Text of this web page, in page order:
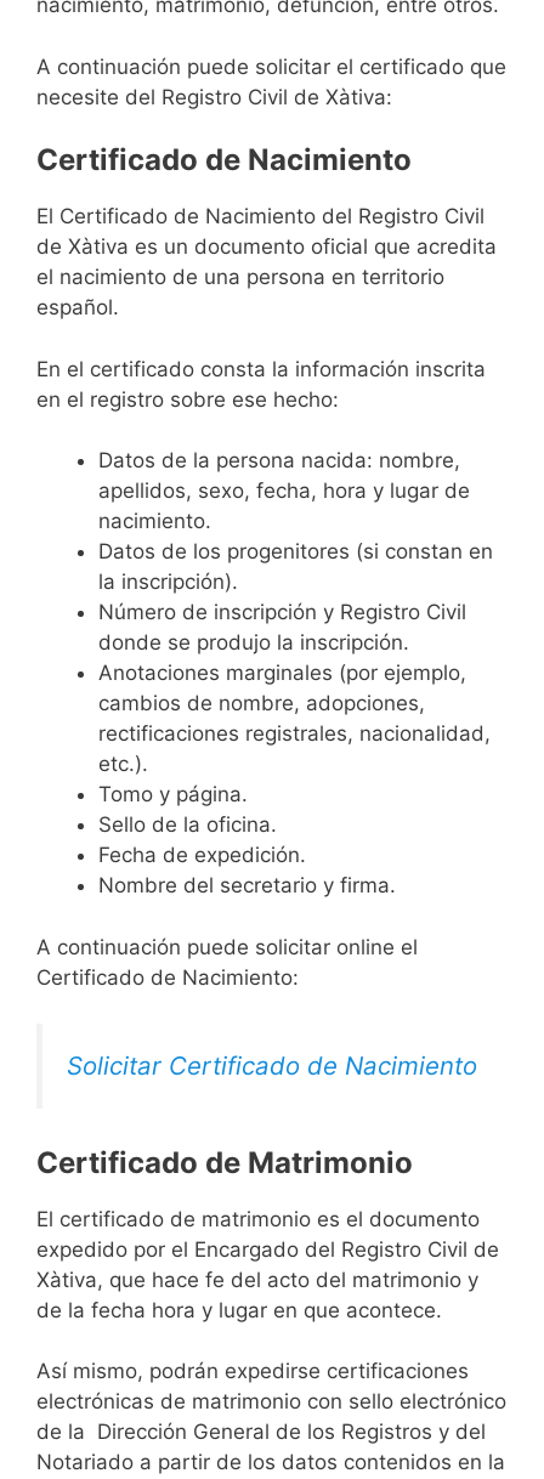
nacimiento, matrimonio, defunción, entre otros.
A continuación puede solicitar el certificado que
necesite del Registro Civil de Xàtiva:
Certificado de Nacimiento
El Certificado de Nacimiento del Registro Civil
de Xàtiva es un documento oficial que acredita
el nacimiento de una persona en territorio
español.
En el certificado consta la información inscrita
en el registro sobre ese hecho:
Datos de la persona nacida: nombre,
apellidos, sexo, fecha, hora y lugar de
nacimiento.
Datos de los progenitores (si constan en
la inscripción).
Número de inscripción y Registro Civil
donde se produjo la inscripción.
Anotaciones marginales (por ejemplo,
cambios de nombre, adopciones,
rectificaciones registrales, nacionalidad,
etc.).
Tomo y página.
Sello de la oficina.
Fecha de expedición.
Nombre del secretario y firma.
A continuación puede solicitar online el
Certificado de Nacimiento:
Solicitar Certificado de Nacimiento
Certificado de Matrimonio
El certificado de matrimonio es el documento
expedido por el Encargado del Registro Civil de
Xàtiva, que hace fe del acto del matrimonio y
de la fecha hora y lugar en que acontece.
Así mismo, podrán expedirse certificaciones
electrónicas de matrimonio con sello electrónico
de la Dirección General de los Registros y del
Notariado a partir de los datos contenidos en la